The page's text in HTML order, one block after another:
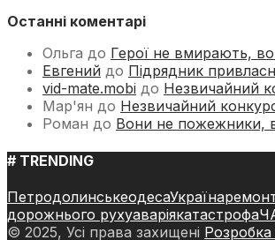
Останні коментарі
Ольга до Герої не вмирають,
Евгений до Підрядник
vid-mate.mobi до Незвичайний
Мар'ян до Незвичайний
Роман до Вони не пожежники,
# TRENDING
ПетродолинськеодесаУкраїна
дорожнього рухуаваріякатастрофа
© 2025, Усі права захищені Розробка